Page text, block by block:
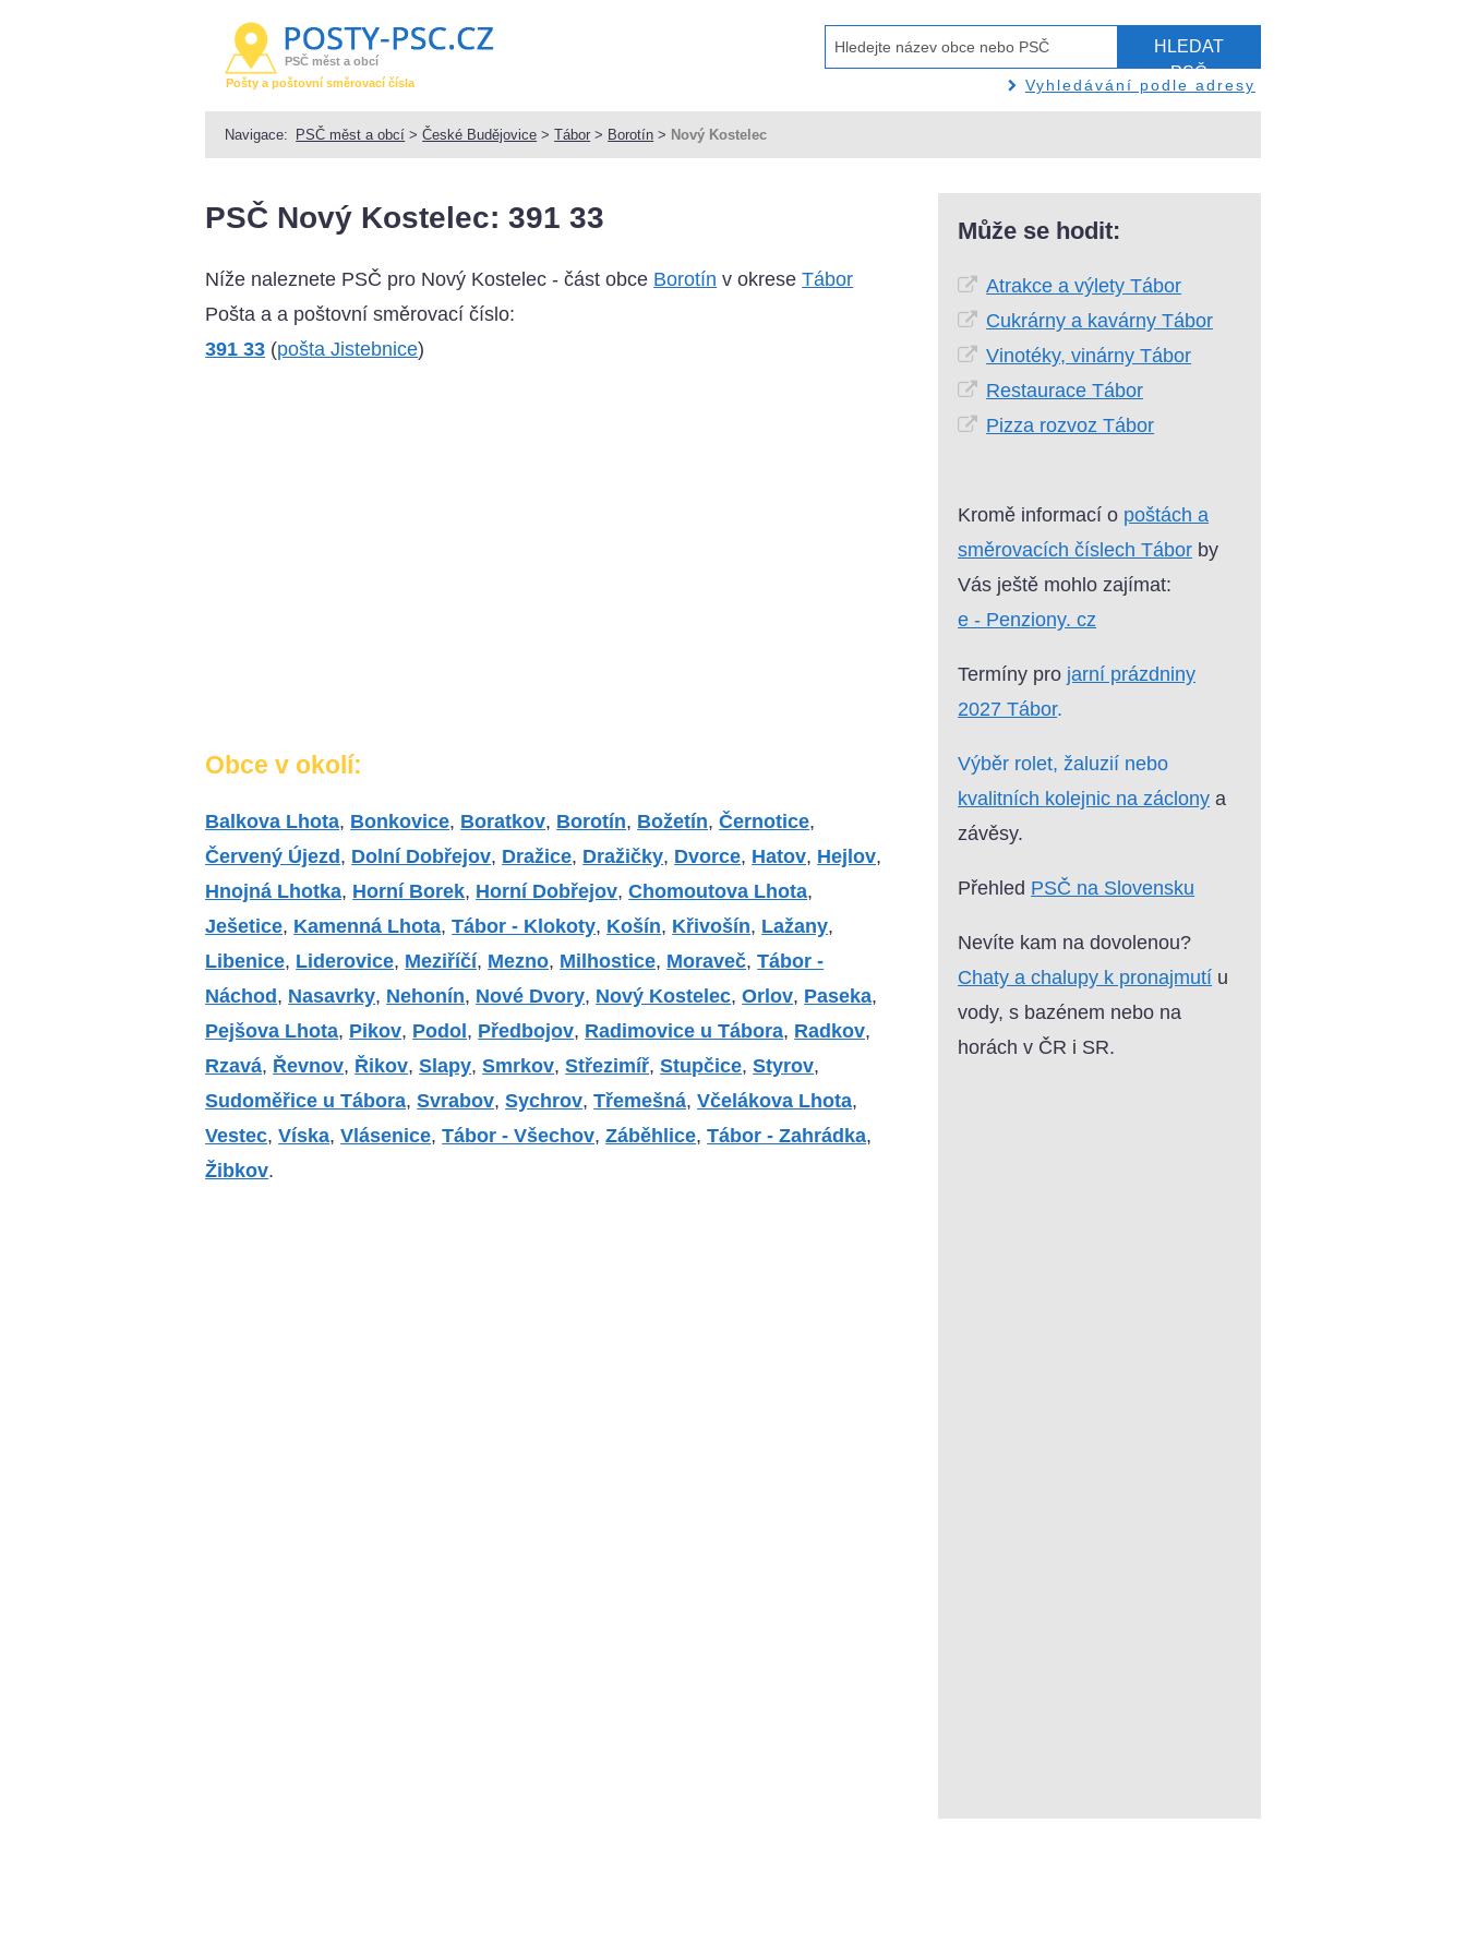
PSČ měst a obcí
Pošty a poštovní směrovací čísla
HLEDAT
PSČ
Vyhledávání podle adresy
Navigace: PSČ měst a obcí >České Budějovice >Tábor > Borotín > Nový Kostelec
PSČ Nový Kostelec: 391 33
Níže naleznete PSČ pro Nový Kostelec - část obce Borotín v okreseTábor
Pošta a a poštovní směrovací číslo:
391 33 (pošta Jistebnice)
Obce v okolí:
Balkova Lhota, Bonkovice, Boratkov, Borotín, Božetín,Černotice,
Červený Újezd , Dolní Dobřejov, Dražice, Dražičky, Dvorce, Hatov, Hejlov,
Hnojná Lhotka, Horní Borek, Horní Dobřejov,Chomoutova Lhota,
Ješetice, Kamenná Lhota,Tábor - Klokoty, Košín, Křivošín, Lažany,
Libenice, Liderovice, Meziříčí, Mezno, Milhostice, Moraveč,Tábor -
Náchod , Nasavrky, Nehonín, Nové Dvory, Nový Kostelec,Orlov, Paseka,
Pejšova Lhota, Pikov, Podol , Předbojov, Radimovice u Tábora, Radkov,
Rzavá, Řevnov, Řikov,Slapy,Smrkov,Střezimíř,Stupčice,Styrov,
Sudoměřice u Tábora,Svrabov,Sychrov,Třemešná,Včelákova Lhota,
Vestec,Víska,Vlásenice,Tábor - Všechov,Záběhlice,Tábor - Zahrádka,
Žibkov.
Může se hodit:
Atrakce a výlety Tábor
Cukrárny a kavárny Tábor
Vinotéky, vinárny Tábor
Restaurace Tábor
Pizza rozvoz Tábor
Kromě informací o poštách a
směrovacích číslech Tábor by
Vás ještě mohlo zajímat:
e - Penziony. cz
Termíny pro jarní prázdniny
2027 Tábor.
Výběr rolet, žaluzií nebo
kvalitních kolejnic na záclony a
závěsy.
Přehled PSČ na Slovensku
Nevíte kam na dovolenou?
Chaty a chalupy k pronajmutí u
vody, s bazénem nebo na
horách v ČR i SR.